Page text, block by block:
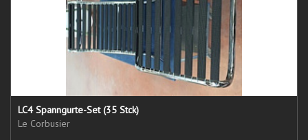
LC4 Spanngurte-Set (35 Stck)
Le Corbusier